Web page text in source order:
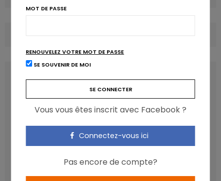
COMMENTS(0)
MOT DE PASSE
RENOUVELEZ VOTRE MOT DE PASSE
SE SOUVENIR DE MOI
Vous vous êtes inscrit avec Facebook ?
Connectez-vous ici
Pas encore de compte?